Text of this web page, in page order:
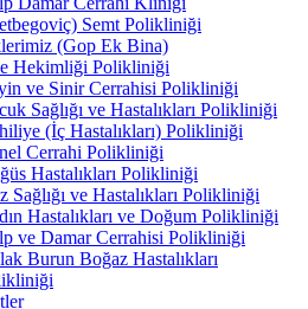
Semt Polikliniği
(Gop Ek Bina)
Hekimliği Polikliniği
ve Sinir Cerrahisi Polikliniği
Sağlığı ve Hastalıkları Polikliniği
(İç Hastalıkları) Polikliniği
Cerrahi Polikliniği
Hastalıkları Polikliniği
Sağlığı ve Hastalıkları Polikliniği
Hastalıkları ve Doğum Polikliniği
ve Damar Cerrahisi Polikliniği
Burun Boğaz Hastalıkları